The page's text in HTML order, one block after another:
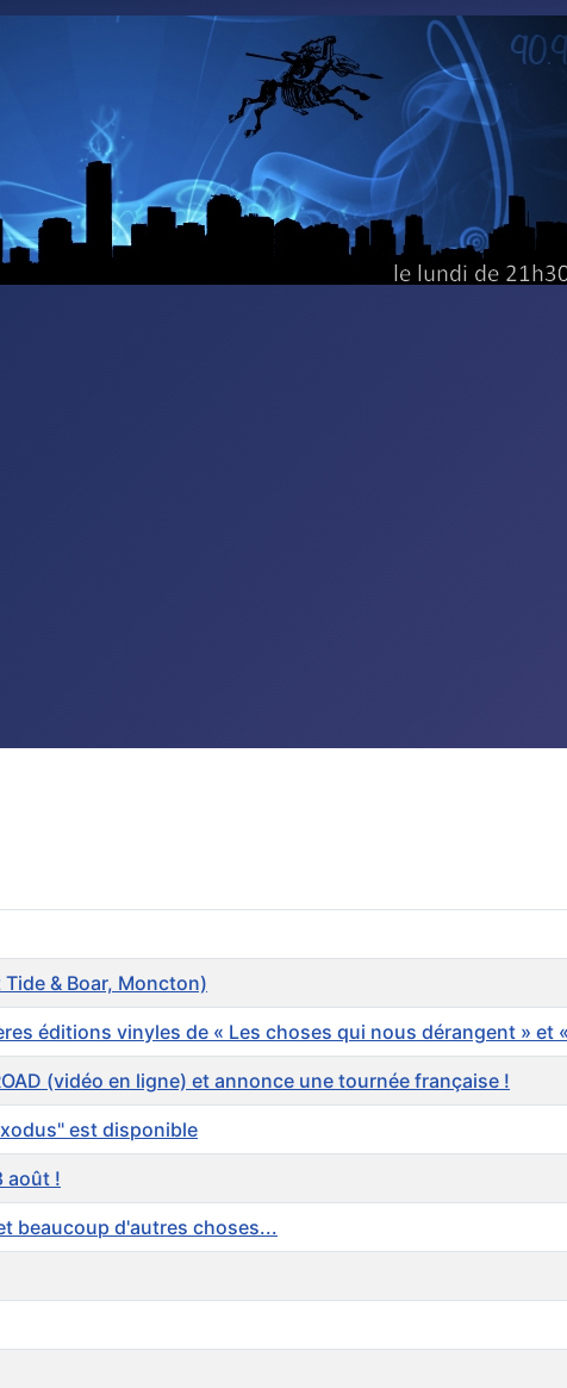
& Boar, Moncton)
éditions vinyles de « Les choses qui nous dérangent » et
(vidéo en ligne) et annonce une tournée française !
est disponible
août !
beaucoup d'autres choses...